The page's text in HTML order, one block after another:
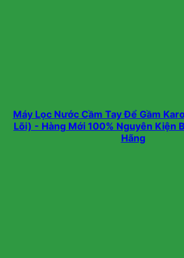
Máy Lọc Nước Cầm Tay Để Gầm
Lõi) - Hàng Mới 100% Nguyên Kiện
Hãng